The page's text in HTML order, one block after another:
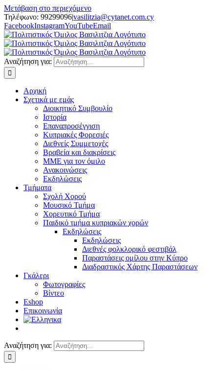
Μετάβαση στο περιεχόμενο
Τηλέφωνο: 99299096|vasilitzia@cytanet.com.cy
FacebookInstagramYouTubeEmail
Αναζήτηση για:
Αρχική
Σχετικά με εμάς
Διοικητικό Συμβουλίο
Ιστορία
Επαναπροσέγγιση
Κυπριακές Φορεσιές
Διεθνείς Συμμετοχές
Βραβεία και διακρίσεις
ΜΜΕ για τον όμιλο
Ανακοινώσεις
Εκδηλώσεις
Τμήματα
Σχολή Χορού
Μουσικό Τμήμα
Χορευτικό Τμήμα
Παιδικό τμήμα κυπριακών χορών
Εκδηλώσεις
Εκδηλώσεις
Διεθνές φολκλορικό φεστιβάλ
Παραστάσεις ομίλου στην Κύπρο
Διαδραστικός Χάρτης Παραστάσεων
Γκάλερι
Φωτογραφίες
Βίντεο
Eshop
Επικοινωνία
Αναζήτηση για: